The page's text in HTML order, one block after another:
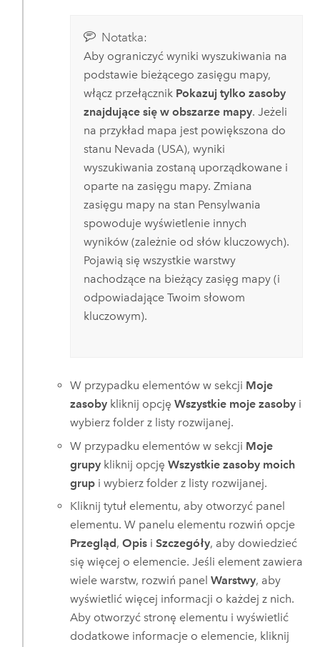
Notatka:
Aby ograniczyć wyniki wyszukiwania na
podstawie bieżącego zasięgu mapy,
włącz przełącznik Pokazuj tylko zasoby
znajdujące się w obszarze mapy. Jeżeli
na przykład mapa jest powiększona do
stanu Nevada (USA), wyniki
wyszukiwania zostaną uporządkowane i
oparte na zasięgu mapy. Zmiana
zasięgu mapy na stan Pensylwania
spowoduje wyświetlenie innych
wyników (zależnie od słów kluczowych).
Pojawią się wszystkie warstwy
nachodzące na bieżący zasięg mapy (i
odpowiadające Twoim słowom
kluczowym).
W przypadku elementów w sekcji Moje
zasoby kliknij opcjęWszystkie moje zasoby i
wybierz folder z listy rozwijanej.
W przypadku elementów w sekcji Moje
grupy kliknij opcjęWszystkie zasoby moich
grup i wybierz folder z listy rozwijanej.
Kliknij tytuł elementu, aby otworzyć panel
elementu. W panelu elementu rozwiń opcje
Przegląd,Opis iSzczegóły, aby dowiedzieć
się więcej o elemencie. Jeśli element zawiera
wiele warstw, rozwiń panelWarstwy, aby
wyświetlić więcej informacji o każdej z nich.
Aby otworzyć stronę elementu i wyświetlić
dodatkowe informacje o elemencie, kliknij